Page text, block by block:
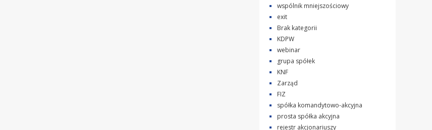
wspólnik mniejszościowy
exit
Brak kategorii
KDPW
webinar
grupa spółek
KNF
Zarząd
FIZ
spółka komandytowo-akcyjna
prosta spółka akcyjna
rejestr akcjonariuszy